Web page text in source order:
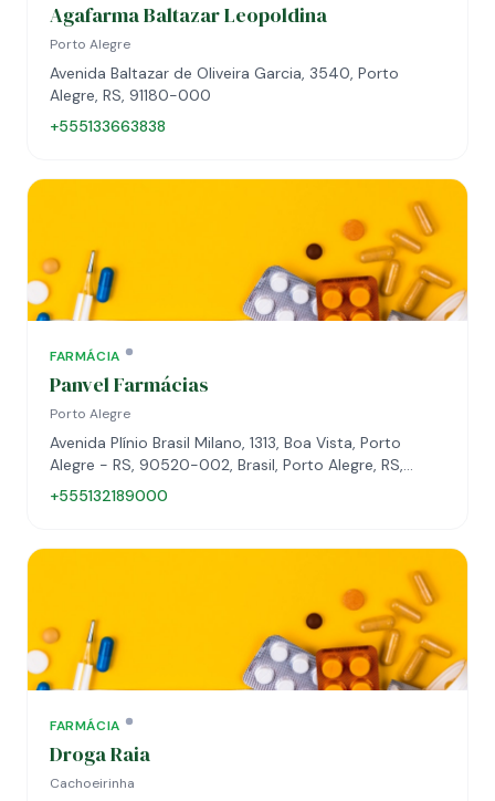
Agafarma Baltazar Leopoldina
Porto Alegre
Avenida Baltazar de Oliveira Garcia, 3540, Porto
Alegre, RS, 91180-000
+555133663838
FARMÁCIA
Panvel Farmácias
Porto Alegre
Avenida Plínio Brasil Milano, 1313, Boa Vista, Porto
Alegre - RS, 90520-002, Brasil, Porto Alegre, RS,
90520-002
+555132189000
FARMÁCIA
Droga Raia
Cachoeirinha